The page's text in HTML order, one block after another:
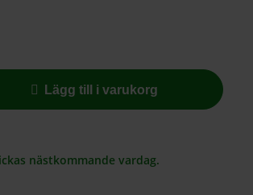
Lägg till i varukorg
nästkommande vardag.